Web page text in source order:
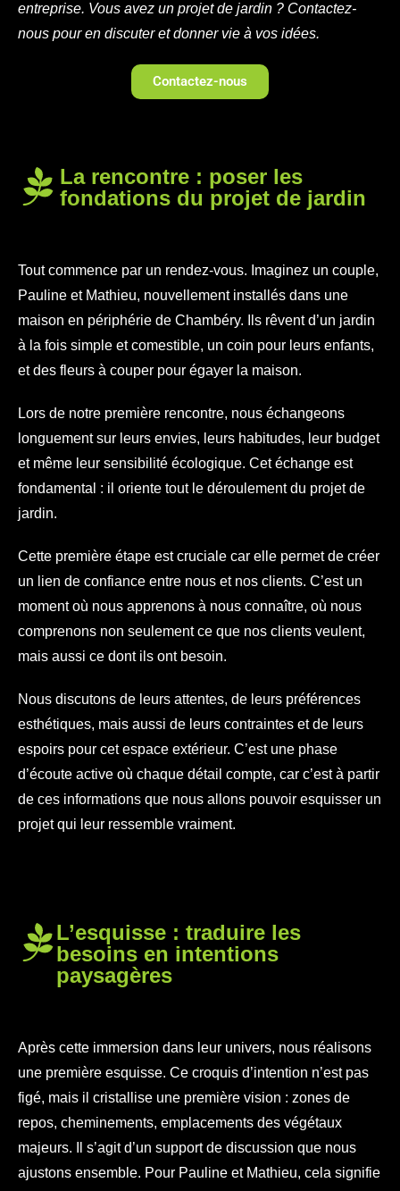
entreprise. Vous avez un projet de jardin ? Contactez-
nous pour en discuter et donner vie à vos idées.
Contactez-nous
La rencontre : poser les
fondations du projet de jardin
Tout commence par un rendez-vous. Imaginez un couple,
Pauline et Mathieu, nouvellement installés dans une
maison en périphérie de Chambéry. Ils rêvent d’un jardin
à la fois simple et comestible, un coin pour leurs enfants,
et des fleurs à couper pour égayer la maison.
Lors de notre première rencontre, nous échangeons
longuement sur leurs envies, leurs habitudes, leur budget
et même leur sensibilité écologique. Cet échange est
fondamental : il oriente tout le déroulement du projet de
jardin.
Cette première étape est cruciale car elle permet de créer
un lien de confiance entre nous et nos clients. C’est un
moment où nous apprenons à nous connaître, où nous
comprenons non seulement ce que nos clients veulent,
mais aussi ce dont ils ont besoin.
Nous discutons de leurs attentes, de leurs préférences
esthétiques, mais aussi de leurs contraintes et de leurs
espoirs pour cet espace extérieur. C’est une phase
d’écoute active où chaque détail compte, car c’est à partir
de ces informations que nous allons pouvoir esquisser un
projet qui leur ressemble vraiment.
L’esquisse : traduire les
besoins en intentions
paysagères
Après cette immersion dans leur univers, nous réalisons
une première esquisse. Ce croquis d’intention n’est pas
figé, mais il cristallise une première vision : zones de
repos, cheminements, emplacements des végétaux
majeurs. Il s’agit d’un support de discussion que nous
ajustons ensemble. Pour Pauline et Mathieu, cela signifie